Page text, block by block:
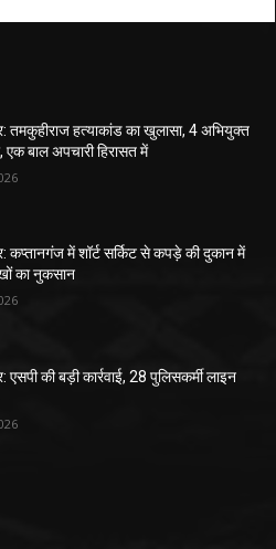
तमकुहीराज हत्याकांड का खुलासा, 4 अभियुक्त
एक बाल अपचारी हिरासत में
कप्तानगंज में शॉर्ट सर्किट से कपड़े की दुकान में
का नुकसान
एसपी की बड़ी कार्रवाई, 28 पुलिसकर्मी लाइन